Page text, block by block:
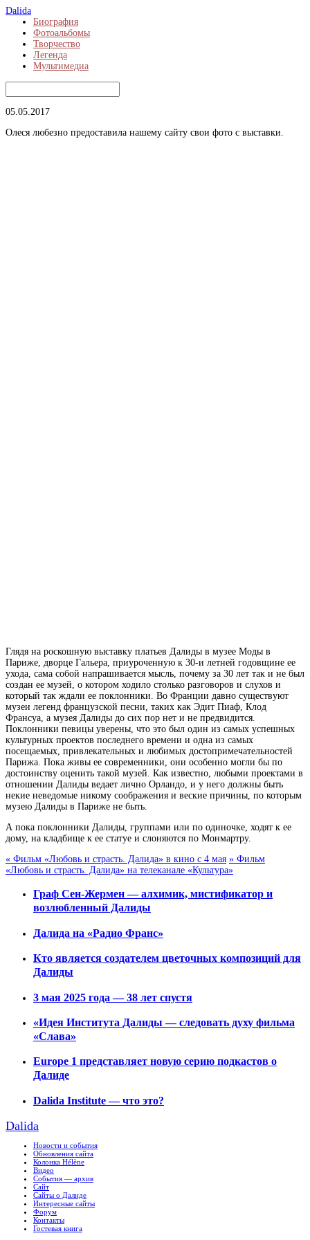
Dalida
Биография
Фотоальбомы
Творчество
Легенда
Мультимедиа
05.05.2017
Олеся любезно предоставила нашему сайту свои фото с выставки.
Глядя на роскошную выставку платьев Далиды в музее Моды в
Париже, дворце Гальера, приуроченную к 30-и летней годовщине ее
ухода, сама собой напрашивается мысль, почему за 30 лет так и не был
создан ее музей, о котором ходило столько разговоров и слухов и
который так ждали ее поклонники. Во Франции давно существуют
музеи легенд французской песни, таких как Эдит Пиаф, Клод
Франсуа, а музея Далиды до сих пор нет и не предвидится.
Поклонники певицы уверены, что это был один из самых успешных
культурных проектов последнего времени и одна из самых
посещаемых, привлекательных и любимых достопримечательностей
Парижа. Пока живы ее современники, они особенно могли бы по
достоинству оценить такой музей. Как известно, любыми проектами в
отношении Далиды ведает лично Орландо, и у него должны быть
некие неведомые никому соображения и веские причины, по которым
музею Далиды в Париже не быть.
А пока поклонники Далиды, группами или по одиночке, ходят к ее
дому, на кладбище к ее статуе и слоняются по Монмартру.
« Фильм «Любовь и страсть. Далида» в кино с 4 мая » Фильм
«Любовь и страсть. Далида» на телеканале «Культура»
Граф Сен-Жермен — алхимик, мистификатор и
возлюбленный Далиды
Далида на «Радио Франс»
Кто является создателем цветочных композиций для
Далиды
3 мая 2025 года — 38 лет спустя
«Идея Института Далиды — следовать духу фильма
«Слава»
Europe 1 представляет новую серию подкастов о
Далиде
Dalida Institute — что это?
Dalida
Новости и события
Обновления сайта
Колонка Hélène
Видео
События — архив
Сайт
Сайты о Далиде
Интересные сайты
Форум
Контакты
Гостевая книга